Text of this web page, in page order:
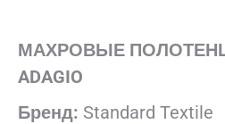
МАХРОВЫЕ
ADAGIO
Бренд: Standard Textile